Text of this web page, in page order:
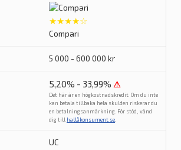
★★★★☆
Compari
5 000 - 600 000 kr
5,20% - 33,99% ⚠
Det här är en högkostnadskredit. Om du inte
kan betala tillbaka hela skulden riskerar du
en betalningsanmärkning. För stöd, vänd
dig till hallåkonsument.se
UC